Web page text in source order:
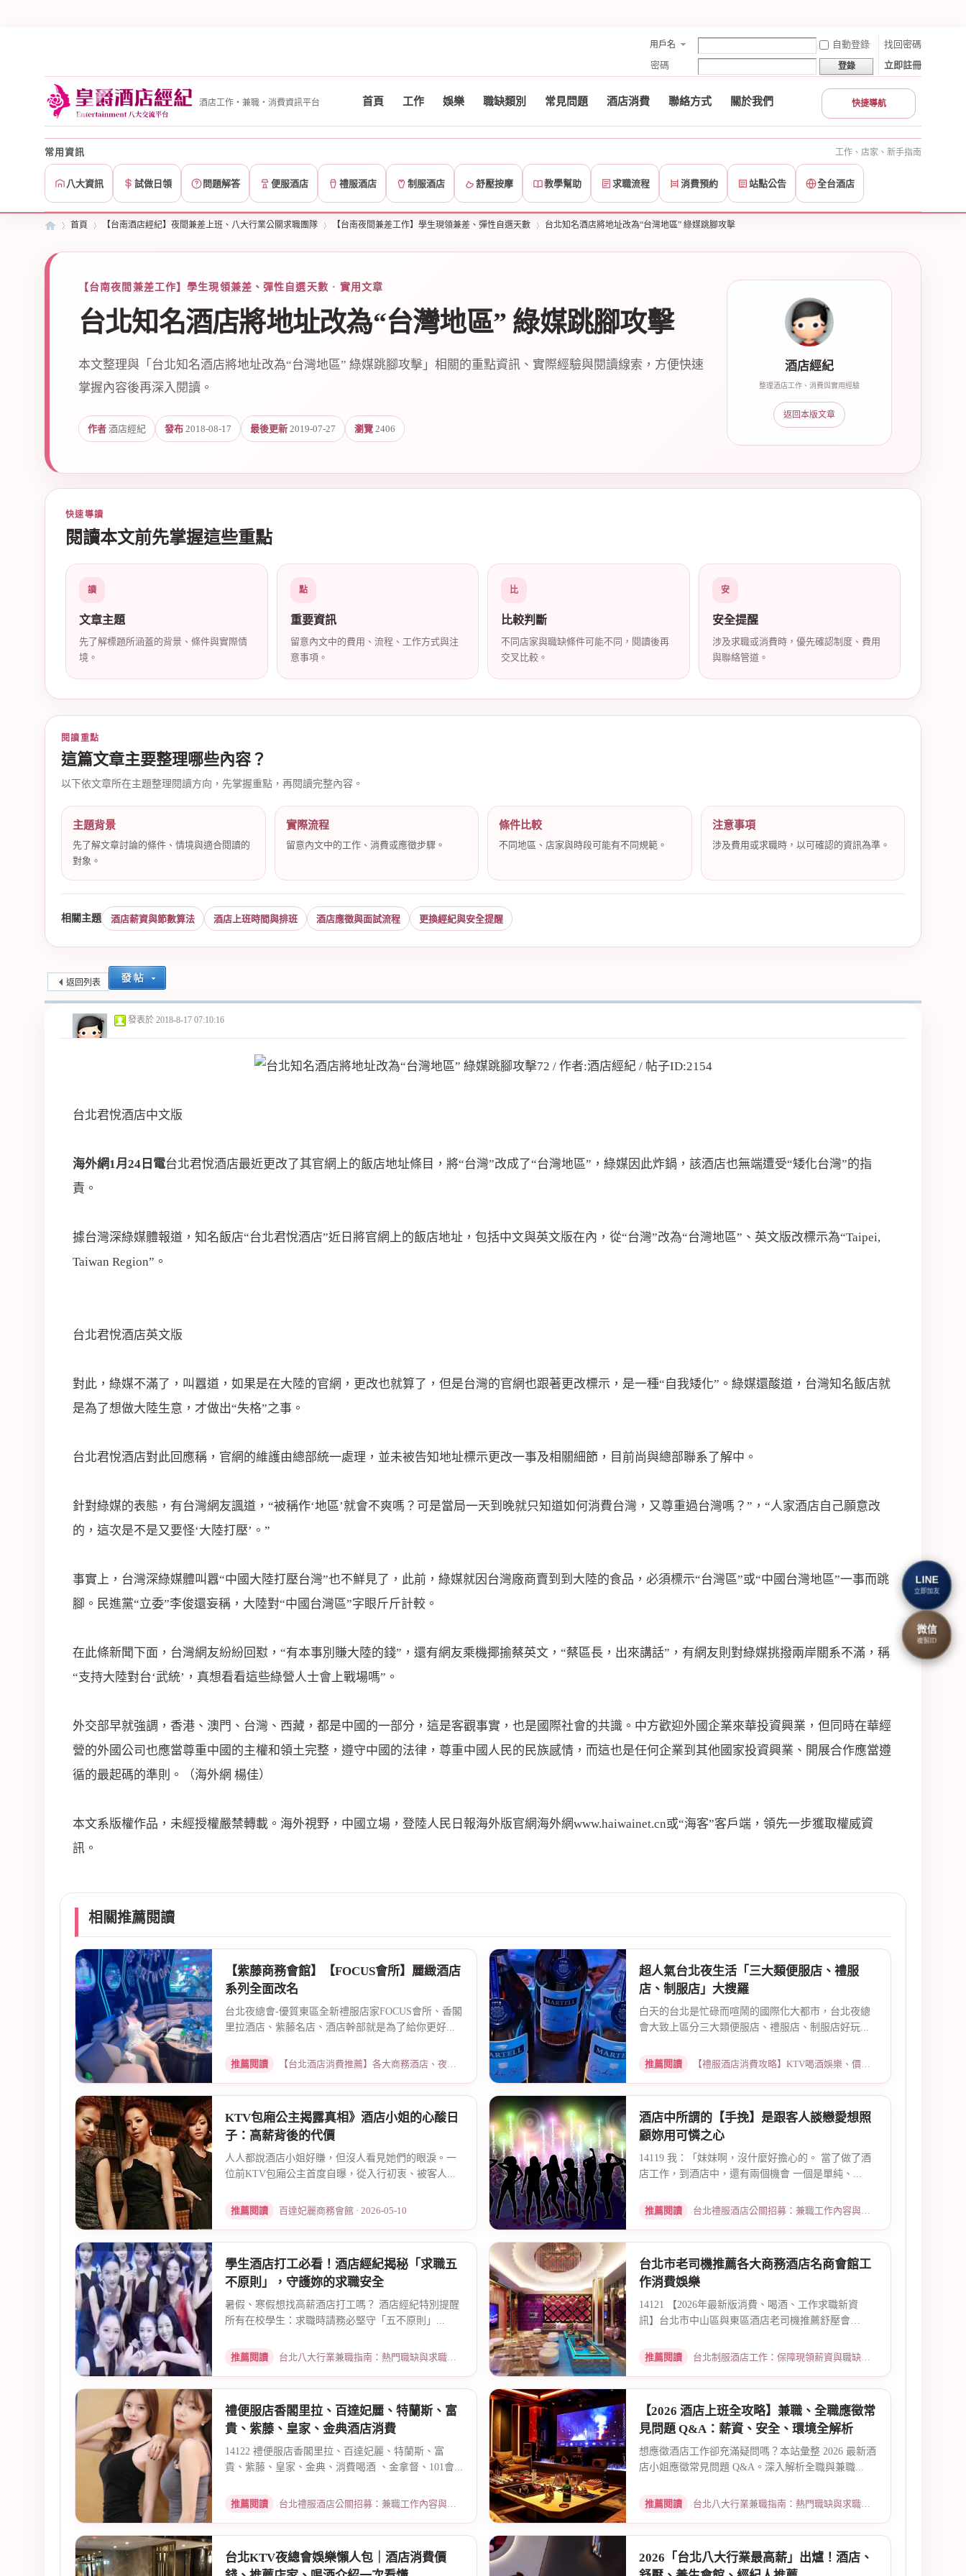
用戶名 自動登錄
找回密碼
密碼
登錄 立即註冊
酒店工作・兼職・消費資訊平台 首頁 工作 娛樂 職缺類別 常見問題 酒店消費 聯絡方式 關於我們 快捷導航
常用資訊 工作、店家、新手指南
八大資訊 試做日領 問題解答 便服酒店 禮服酒店 制服酒店 舒壓按摩 教學幫助 求職流程 消費預約 站點公告 全台酒店
店
紀
首頁
›
【台南酒店經紀】夜間兼差上班、八大行業公關求職團隊
›
【台南夜間兼差工作】學生現領兼差、彈性自選天數 台北知名酒店將地址改為“台灣地區” 綠媒跳腳攻擊
【台南夜間兼差工作】學生現領兼差、彈性自選天數 · 實用文章
台北知名酒店將地址改為“台灣地區” 綠媒跳腳攻擊
本文整理與「台北知名酒店將地址改為“台灣地區” 綠媒跳腳攻擊」相關的重點資訊、實際經驗與閱讀線索，方便快速
掌握內容後再深入閱讀。
作者 酒店經紀 發布 2018-08-17 最後更新 2019-07-27 瀏覽 2406
酒店經紀
整理酒店工作、消費與實用經驗
返回本版文章
快速導讀
閱讀本文前先掌握這些重點
讀
文章主題
先了解標題所涵蓋的背景、條件與實際情
境。
點
重要資訊
留意內文中的費用、流程、工作方式與注
意事項。
比
比較判斷
不同店家與職缺條件可能不同，閱讀後再
交叉比較。
安
安全提醒
涉及求職或消費時，優先確認制度、費用
與聯絡管道。
閱讀重點
這篇文章主要整理哪些內容？
以下依文章所在主題整理閱讀方向，先掌握重點，再閱讀完整內容。
主題背景
先了解文章討論的條件、情境與適合閱讀的
對象。
實際流程
留意內文中的工作、消費或應徵步驟。
條件比較
不同地區、店家與時段可能有不同規範。
注意事項
涉及費用或求職時，以可確認的資訊為準。
相關主題 酒店薪資與節數算法 酒店上班時間與排班 酒店應徵與面試流程 更換經紀與安全提醒
返回列表
發表於 2018-8-17 07:10:16
台北君悅酒店中文版
海外網1月24日電台北君悅酒店最近更改了其官網上的飯店地址條目，將“台灣”改成了“台灣地區”，綠媒因此炸鍋，該酒店也無端遭受“矮化台灣”的指
責。
據台灣深綠媒體報道，知名飯店“台北君悅酒店”近日將官網上的飯店地址，包括中文與英文版在內，從“台灣”改為“台灣地區”、英文版改標示為“Taipei,
Taiwan Region”。
台北君悅酒店英文版
對此，綠媒不滿了，叫囂道，如果是在大陸的官網，更改也就算了，但是台灣的官網也跟著更改標示，是一種“自我矮化”。綠媒還酸道，台灣知名飯店就
是為了想做大陸生意，才做出“失格”之事。
台北君悅酒店對此回應稱，官網的維護由總部統一處理，並未被告知地址標示更改一事及相關細節，目前尚與總部聯系了解中。
針對綠媒的表態，有台灣網友諷道，“被稱作‘地區’就會不爽嗎？可是當局一天到晚就只知道如何消費台灣，又尊重過台灣嗎？”，“人家酒店自己願意改
的，這次是不是又要怪‘大陸打壓’。”
事實上，台灣深綠媒體叫囂“中國大陸打壓台灣”也不鮮見了，此前，綠媒就因台灣廠商賣到到大陸的食品，必須標示“台灣區”或“中國台灣地區”一事而跳
腳。民進黨“立委”李俊還妄稱，大陸對“中國台灣區”字眼斤斤計較。
在此條新聞下面，台灣網友紛紛回懟，“有本事別賺大陸的錢”，還有網友乘機揶揄蔡英文，“蔡區長，出來講話”，有網友則對綠媒挑撥兩岸關系不滿，稱
“支持大陸對台‘武統’，真想看看這些綠營人士會上戰場嗎”。
外交部早就強調，香港、澳門、台灣、西藏，都是中國的一部分，這是客觀事實，也是國際社會的共識。中方歡迎外國企業來華投資興業，但同時在華經
營的外國公司也應當尊重中國的主權和領土完整，遵守中國的法律，尊重中國人民的民族感情，而這也是任何企業到其他國家投資興業、開展合作應當遵
循的最起碼的準則。（海外網 楊佳）
本文系版權作品，未經授權嚴禁轉載。海外視野，中國立場，登陸人民日報海外版官網海外網www.haiwainet.cn或“海客”客戶端，領先一步獲取權威資
訊。
相關推薦閱讀
【紫藤商務會館】【FOCUS會所】麗緻酒店
系列全面改名
台北夜總會-優質東區全新禮服店家FOCUS會所、香閣
里拉酒店、紫藤名店、酒店幹部就是為了給你更好...
推薦閱讀 【台北酒店消費推薦】各大商務酒店、夜總會試算 · 2026-03-30
超人氣台北夜生活「三大類便服店、禮服
店、制服店」大搜羅
白天的台北是忙碌而喧鬧的國際化大都市，台北夜總
會大致上區分三大類便服店、禮服店、制服店好玩...
推薦閱讀 【禮服酒店消費攻略】KTV喝酒娛樂、價格試算 · 2026-03-30
KTV包廂公主揭露真相》酒店小姐的心酸日
子：高薪背後的代價
人人都說酒店小姐好賺，但沒人看見她們的眼淚。一
位前KTV包廂公主首度自曝，從入行初衷、被客人...
推薦閱讀 百達妃麗商務會館 · 2026-05-10
酒店中所謂的【手挽】是跟客人談戀愛想照
顧妳用可憐之心
14119 我：「妹妹啊，沒什麼好擔心的。 當了做了酒
店工作，到酒店中，還有兩個機會 一個是單純、...
推薦閱讀 台北禮服酒店公關招募：兼職工作內容與薪資規範 · 2026-01-08
學生酒店打工必看！酒店經紀揭秘「求職五
不原則」，守護妳的求職安全
暑假、寒假想找高薪酒店打工嗎？ 酒店經紀特別提醒
所有在校學生：求職時請務必堅守「五不原則」...
推薦閱讀 台北八大行業兼職指南：熱門職缺與求職須知 · 2026-03-09
台北市老司機推薦各大商務酒店名商會館工
作消費娛樂
14121 【2026年最新版消費、喝酒、工作求職新資
訊】台北市中山區與東區酒店老司機推薦舒壓會
推薦閱讀
台北制服酒店工作：保障現領薪資與職缺總覽 · 2026-04-01
禮便服店香閣里拉、百達妃麗、特蘭斯、富
貴、紫藤、皇家、金典酒店消費
14122 禮便服店香閣里拉、百達妃麗、特蘭斯、富
貴、紫藤、皇家、金典、消費喝酒 、金拿督、101會...
推薦閱讀 台北禮服酒店公關招募：兼職工作內容與薪資規範 · 2026-06-04
【2026 酒店上班全攻略】兼職、全職應徵常
見問題 Q&A：薪資、安全、環境全解析
想應徵酒店工作卻充滿疑問嗎？本站彙整 2026 最新酒
店小姐應徵常見問題 Q&A。深入解析全職與兼職...
推薦閱讀 台北八大行業兼職指南：熱門職缺與求職須知 · 2026-03-09
台北KTV夜總會娛樂懶人包｜酒店消費價
2026「台北八大行業最高薪」出爐！酒店、
LINE
立即加友
微信
複製ID